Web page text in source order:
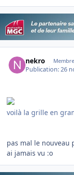
nekro
Publication:26
voilà la grille en
pas mal le nouveau
ai jamais vu :o